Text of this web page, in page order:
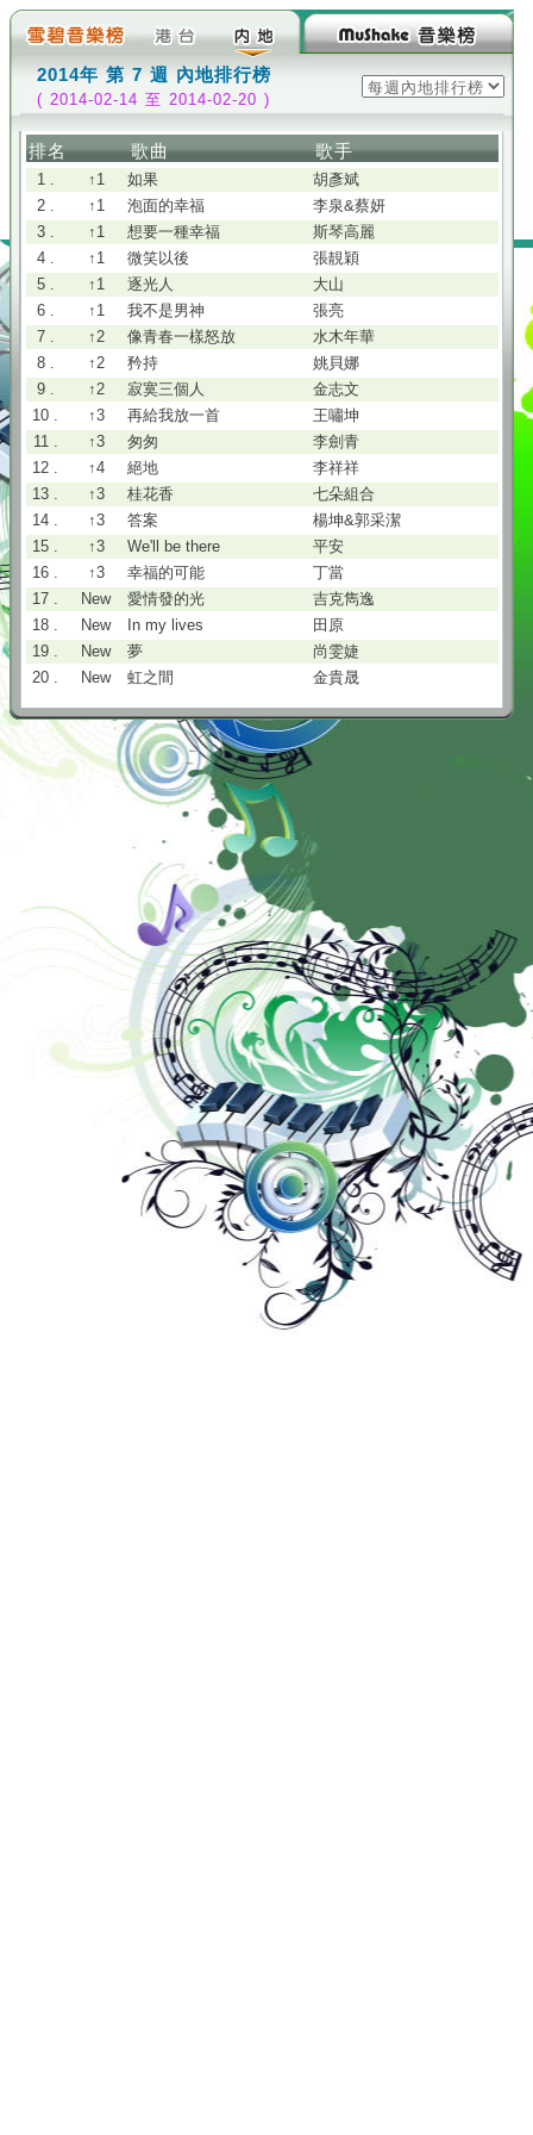
2014年 第 7 週 內地排行榜
( 2014-02-14 至 2014-02-20 )
排名 歌曲 歌手
1 . ↑1 如果
胡彥斌
2 .
↑1 泡面的幸福
李泉&蔡妍
3 .
↑1 想要一種幸福
斯琴高麗
4 .
↑1 微笑以後
張靚穎
5 .
↑1 逐光人
大山
6 .
↑1 我不是男神
張亮
7 .
↑2 像青春一樣怒放
水木年華
8 .
↑2 矜持
姚貝娜
9 .
↑2 寂寞三個人
金志文
10 .
↑3 再給我放一首
王嘯坤
11 .
↑3 匆匆
李劍青
12 .
↑4 絕地
李祥祥
13 .
↑3 桂花香
七朵組合
14 .
↑3 答案
楊坤&郭采潔
15 .
↑3 We'll be there
平安
16 .
↑3 幸福的可能
丁當
17 .
New 愛情發的光
吉克雋逸
18 .
New In my lives
田原
19 .
New 夢
尚雯婕
20 .
New 虹之間 金貴晟